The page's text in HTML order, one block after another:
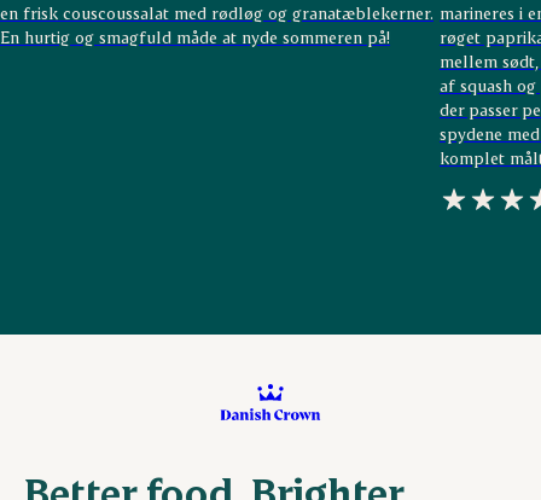
en frisk couscoussalat med rødløg og granatæblekerner.
En hurtig og smagfuld måde at nyde sommeren på!
marineres i
røget
mellem
af squash
der passer
spydene
komplet